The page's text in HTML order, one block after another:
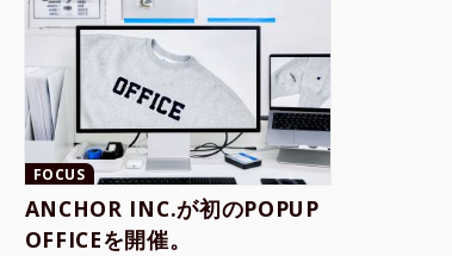
FOCUS
ANCHOR INC.が初のPOPUP
OFFICEを開催。